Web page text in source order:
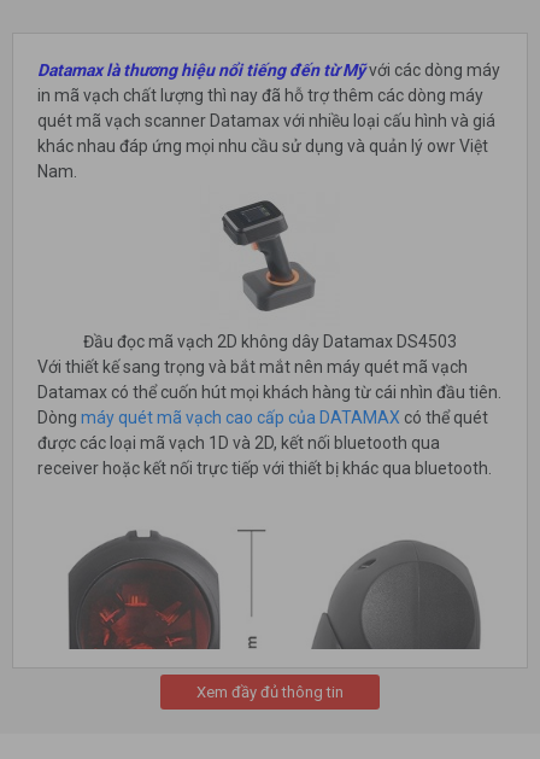
Datamax là thương hiệu nổi tiếng đến từ Mỹvới các dòng máy
in mã vạch chất lượng thì nay đã hỗ trợ thêm các dòng máy
quét mã vạch scanner Datamax với nhiều loại cấu hình và giá
khác nhau đáp ứng mọi nhu cầu sử dụng và quản lý owr Việt
Nam.
Đầu đọc mã vạch 2D không dây Datamax DS4503
Với thiết kế sang trọng và bắt mắt nên máy quét mã vạch
Datamax có thể cuốn hút mọi khách hàng từ cái nhìn đầu tiên.
Dòng máy quét mã vạch cao cấp của DATAMAX có thể quét
được các loại mã vạch 1D và 2D, kết nối bluetooth qua
receiver hoặc kết nối trực tiếp với thiết bị khác qua bluetooth.
Xem đầy đủ thông tin